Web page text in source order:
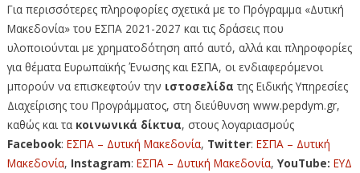
Για περισσότερες πληροφορίες σχετικά με το Πρόγραμμα «Δυτική
Μακεδονία» του ΕΣΠΑ 2021-2027 και τις δράσεις που
υλοποιούνται με χρηματοδότηση από αυτό, αλλά και πληροφορίες
για θέματα Ευρωπαϊκής Ένωσης και ΕΣΠΑ, οι ενδιαφερόμενοι
μπορούν να επισκεφτούν την ιστοσελίδα της Ειδικής Υπηρεσίες
Διαχείρισης του Προγράμματος, στη διεύθυνση www.pepdym.gr,
καθώς και τα κοινωνικά δίκτυα, στους λογαριασμούς
Facebook: ΕΣΠΑ – Δυτική Μακεδονία, Twitter: ΕΣΠΑ – Δυτική
Μακεδονία, Instagram: ΕΣΠΑ – Δυτική Μακεδονία, YouTube: ΕΥΔ